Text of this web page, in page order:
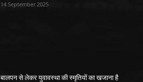
14 September 2025
बालपन से लेकर युवावस्था की स्मृतियों का खजाना है